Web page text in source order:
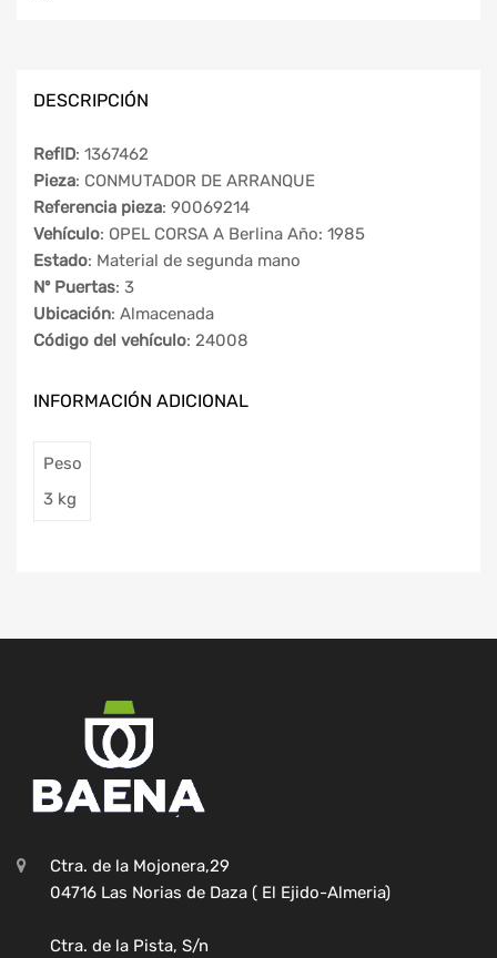
DESCRIPCIÓN
RefID: 1367462
Pieza: CONMUTADOR DE ARRANQUE
Referencia pieza: 90069214
Vehículo: OPEL CORSA A Berlina Año: 1985
Estado: Material de segunda mano
Nº Puertas: 3
Ubicación: Almacenada
Código del vehículo: 24008
INFORMACIÓN ADICIONAL
Peso
3 kg
Ctra. de la Mojonera,29
04716 Las Norias de Daza ( El Ejido-Almeria)
Ctra. de la Pista, S/n